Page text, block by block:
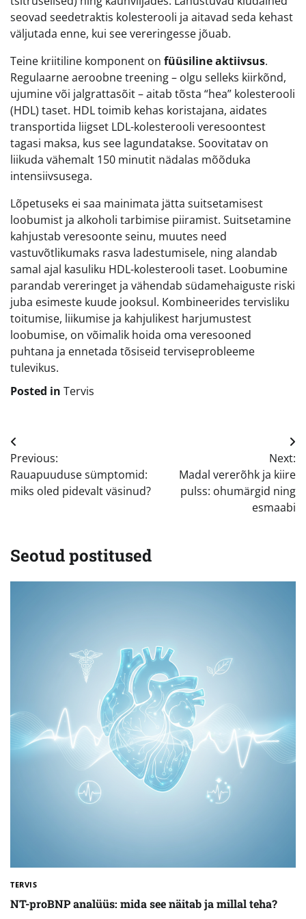
seovad seedetraktis kolesterooli ja aitavad seda kehast
väljutada enne, kui see vereringesse jõuab.
Teine kriitiline komponent on füüsiline aktiivsus.
Regulaarne aeroobne treening – olgu selleks kiirkõnd,
ujumine või jalgrattasõit – aitab tõsta “hea” kolesterooli
(HDL) taset. HDL toimib kehas koristajana, aidates
transportida liigset LDL-kolesterooli veresoontest
tagasi maksa, kus see lagundatakse. Soovitatav on
liikuda vähemalt 150 minutit nädalas mõõduka
intensiivsusega.
Lõpetuseks ei saa mainimata jätta suitsetamisest
loobumist ja alkoholi tarbimise piiramist. Suitsetamine
kahjustab veresoonte seinu, muutes need
vastuvõtlikumaks rasva ladestumisele, ning alandab
samal ajal kasuliku HDL-kolesterooli taset. Loobumine
parandab vereringet ja vähendab südamehaiguste riski
juba esimeste kuude jooksul. Kombineerides tervisliku
toitumise, liikumise ja kahjulikest harjumustest
loobumise, on võimalik hoida oma veresooned
puhtana ja ennetada tõsiseid terviseprobleeme
tulevikus.
Posted in Tervis
Navigeerimine
Previous:
Rauapuuduse sümptomid:
miks oled pidevalt väsinud?
Next:
Madal vererõhk ja kiire
pulss: ohumärgid ning
esmaabi
Seotud postitused
TERVIS
NT-proBNP analüüs: mida see näitab ja millal teha?